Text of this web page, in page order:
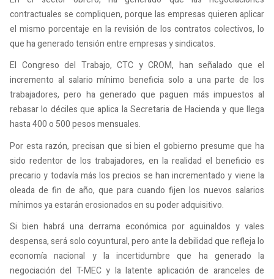
contractuales se compliquen, porque las empresas quieren aplicar
el mismo porcentaje en la revisión de los contratos colectivos, lo
que ha generado tensión entre empresas y sindicatos.
El Congreso del Trabajo, CTC y CROM, han señalado que el
incremento al salario mínimo beneficia solo a una parte de los
trabajadores, pero ha generado que paguen más impuestos al
rebasar lo déciles que aplica la Secretaria de Hacienda y que llega
hasta 400 o 500 pesos mensuales.
Por esta razón, precisan que si bien el gobierno presume que ha
sido redentor de los trabajadores, en la realidad el beneficio es
precario y todavía más los precios se han incrementado y viene la
oleada de fin de año, que para cuando fijen los nuevos salarios
mínimos ya estarán erosionados en su poder adquisitivo.
Si bien habrá una derrama económica por aguinaldos y vales
despensa, será solo coyuntural, pero ante la debilidad que refleja lo
economía nacional y la incertidumbre que ha generado la
negociación del T-MEC y la latente aplicación de aranceles de